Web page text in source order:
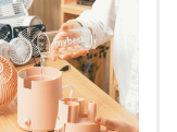
ることを大切にしな
プロフィール